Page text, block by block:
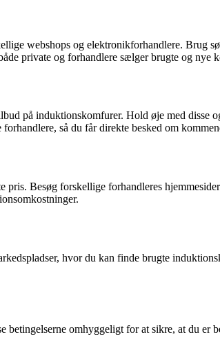
webshops og elektronikforhandlere. Brug
private og forhandlere sælger brugte og nye
på induktionskomfurer. Hold øje med disse
så du får direkte besked om
Besøg forskellige forhandleres
hvor du kan finde brugte
omhyggeligt for at sikre, at du er